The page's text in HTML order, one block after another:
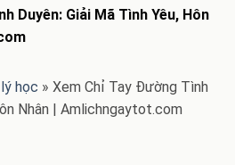
Duyên: Giải Mã Tình Yêu, Hôn
học » Xem Chỉ Tay Đường Tình
Nhân | Amlichngaytot.com